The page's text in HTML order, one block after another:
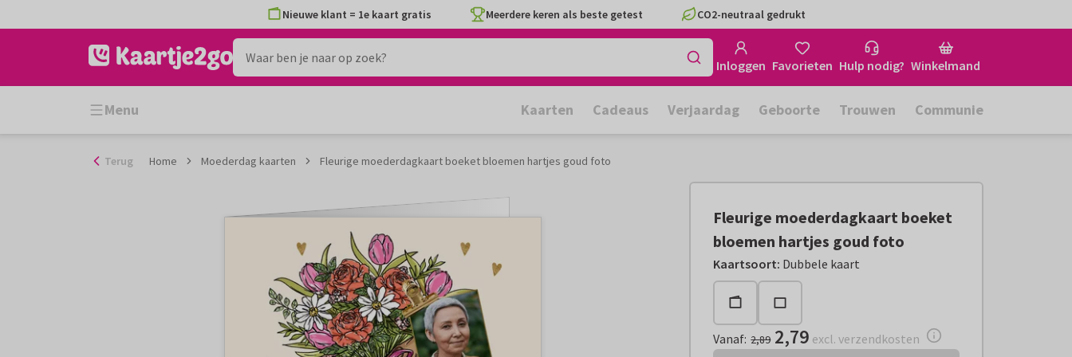
naar
Nieuwe klant = 1e kaart gratis Meerdere keren als beste getest CO2-neutraal gedrukt
Inloggen Favorieten Hulp nodig? Winkelmand
Menu Kaarten Cadeaus Verjaardag Geboorte Trouwen Communie
Terug Home Moederdag kaarten Fleurige moederdagkaart boeket bloemen hartjes goud foto
Fleurige moederdagkaart boeket
bloemen hartjes goud foto
Kaartsoort: Dubbele kaart
Vanaf:€ 2,79 excl. verzendkosten
Vanaf: 2,89 2,79 excl. verzendkosten